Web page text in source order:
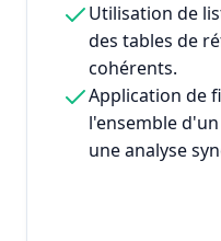
Utilisation de
des tables de
cohérents.
Application de
l'ensemble
une analyse